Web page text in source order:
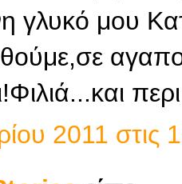
γλυκό μου
2011 στις